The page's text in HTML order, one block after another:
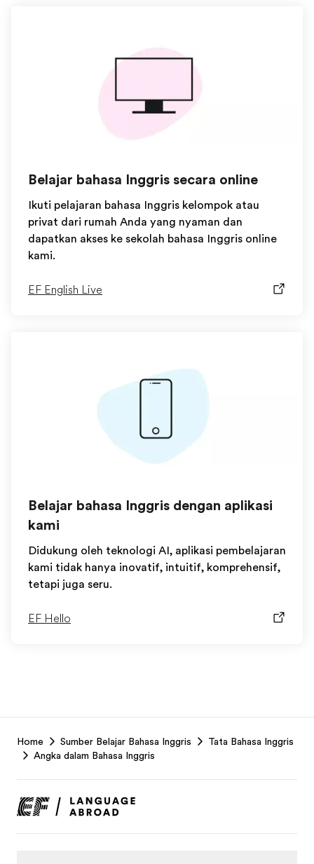
Belajar bahasa Inggris secara online
Ikuti pelajaran bahasa Inggris kelompok atau
privat dari rumah Anda yang nyaman dan
dapatkan akses ke sekolah bahasa Inggris online
kami.
EF English Live
Belajar bahasa Inggris dengan aplikasi
kami
Didukung oleh teknologi AI, aplikasi pembelajaran
kami tidak hanya inovatif, intuitif, komprehensif,
tetapi juga seru.
EF Hello
Footer
Home Sumber Belajar Bahasa Inggris
Tata Bahasa Inggris
Angka dalam Bahasa Inggris